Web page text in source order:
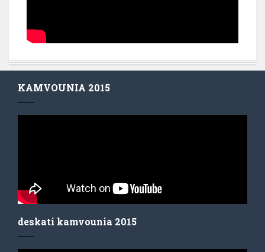
KAMVOUNIA 2015
deskati kamvounia 2015